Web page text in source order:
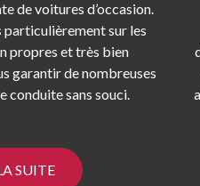
de voitures d’occasion.
particulièrement sur les
propres et très bien
garantir de nombreuses
conduite sans souci.
SUITE